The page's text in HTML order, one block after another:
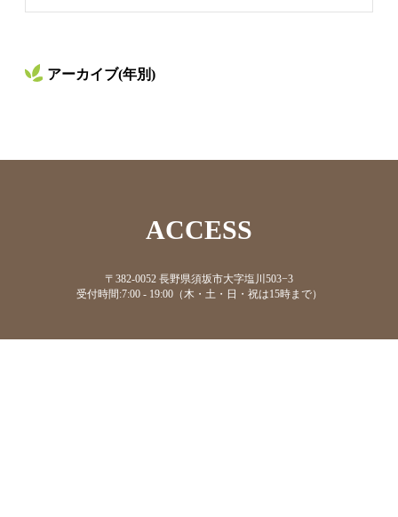
アーカイブ(年別)
ACCESS
〒382-0052 長野県須坂市大字塩川503−3
受付時間:7:00 - 19:00（木・土・日・祝は15時まで）